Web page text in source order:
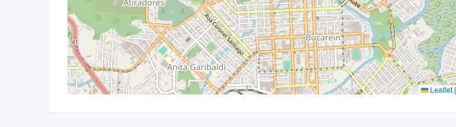
Leaflet |